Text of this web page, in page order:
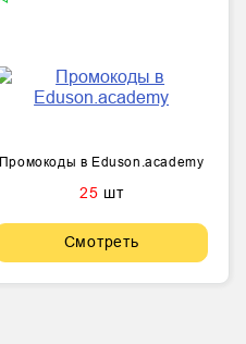
Промокоды в Eduson.academy
25 шт
Смотреть